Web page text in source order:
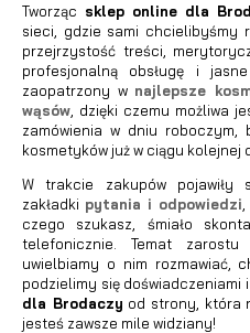
Tworząc sklep online dla
sieci, gdzie sami chcielibyśmy
przejrzystość treści,
profesjonalną obsługę i
zaopatrzony w najlepsze
wąsów , dzięki czemu możliwa
zamówienia w dniu roboczym,
kosmetyków już w ciągu kolejnej
W trakcie zakupów pojawiły
zakładki pytania i odpowiedzi
czego szukasz, śmiało
telefonicznie. Temat
uwielbiamy o nim rozmawiać,
podzielimy się doświadczeniami
dla Brodaczy od strony, która
jesteś zawsze mile widziany!